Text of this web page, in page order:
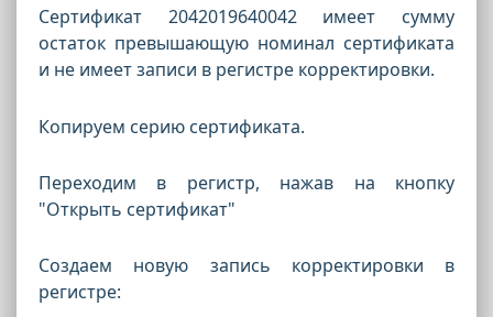
Сертификат 2042019640042 имеет сумму
остаток превышающую номинал сертификата
и не имеет записи в регистре корректировки.
Копируем серию сертификата.
Переходим в регистр, нажав на кнопку
"Открыть сертификат"
Создаем новую запись корректировки в
регистре: